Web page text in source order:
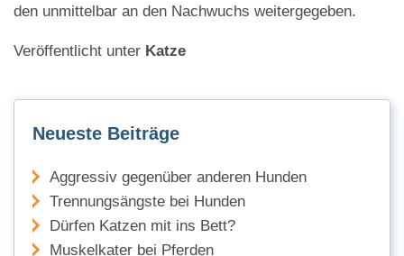
den unmittelbar an den Nachwuchs weitergegeben.
Veröffentlicht unter Katze
Neueste Beiträge
Aggressiv gegenüber anderen Hunden
Trennungsängste bei Hunden
Dürfen Katzen mit ins Bett?
Muskelkater bei Pferden